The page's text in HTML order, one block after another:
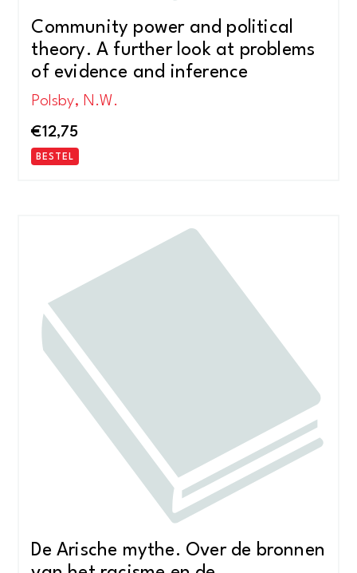
Community power and political
theory. A further look at problems
of evidence and inference
Polsby, N.W.
€12,75
BESTEL
De Arische mythe. Over de bronnen